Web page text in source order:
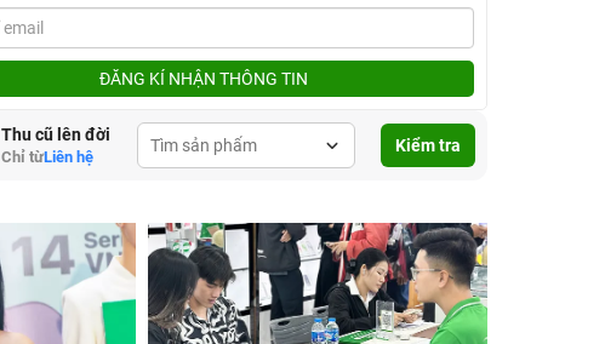
ĐĂNG KÍ NHẬN THÔNG TIN
Thu cũ lên đời
Chỉ từLiên hệ
Kiểm tra